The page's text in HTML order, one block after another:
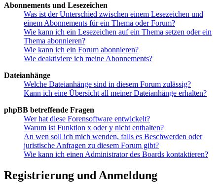
Abonnements und Lesezeichen
Was ist der Unterschied zwischen einem Lesezeichen und
einem Abonnements für ein Thema oder Forum?
Wie kann ich ein Lesezeichen auf ein Thema setzen oder ein
Thema abonnieren?
Wie kann ich ein Forum abonnieren?
Wie deaktiviere ich meine Abonnements?
Dateianhänge
Welche Dateianhänge sind in diesem Forum zulässig?
Kann ich eine Übersicht all meiner Dateianhänge erhalten?
phpBB betreffende Fragen
Wer hat diese Forensoftware entwickelt?
Warum ist Funktion x oder y nicht enthalten?
An wen soll ich mich wenden, falls es Beschwerden oder
juristische Anfragen zu diesem Forum gibt?
Wie kann ich einen Administrator des Boards kontaktieren?
Registrierung und Anmeldung